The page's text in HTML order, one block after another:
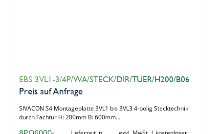
EBS 3VL1-3/4P/WA/STECK/DIR/TUER/H200/B06
Preis auf Anfrage
SIVACON S4 Montageplatte 3VL1 bis 3VL3 4-polig Stecktechnik
durch Fachtür H: 200mm B: 600mm…